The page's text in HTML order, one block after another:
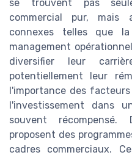
se trouvent pas
commercial pur, mais
connexes telles que
management
diversifier leur
potentiellement leur
l'importance des
l'investissement dans
souvent récompensé.
proposent des
cadres commerciaux.